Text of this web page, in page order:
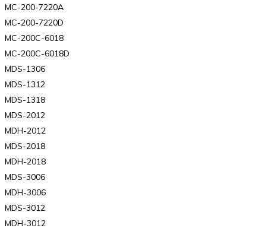
MC-200-7220A
MC-200-7220D
MC-200C-6018
MC-200C-6018D
MDS-1306
MDS-1312
MDS-1318
MDS-2012
MDH-2012
MDS-2018
MDH-2018
MDS-3006
MDH-3006
MDS-3012
MDH-3012